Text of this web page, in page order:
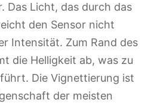
Das Licht, das durch das
den Sensor nicht
Intensität. Zum Rand des
die Helligkeit ab, was zu
Die Vignettierung ist
der meisten